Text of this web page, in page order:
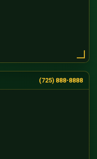
(725) 888-8888